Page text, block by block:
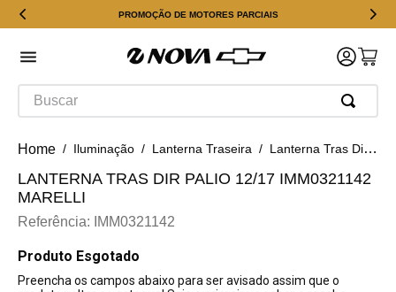
PROMOÇÃO DE MOTORES PARCIAIS
Buscar
Iluminação Lanterna Traseira Lanterna Tras Dir Palio 12/17 IMM0321142 Marelli
LANTERNA TRAS DIR PALIO 12/17 IMM0321142
MARELLI
Referência: IMM0321142